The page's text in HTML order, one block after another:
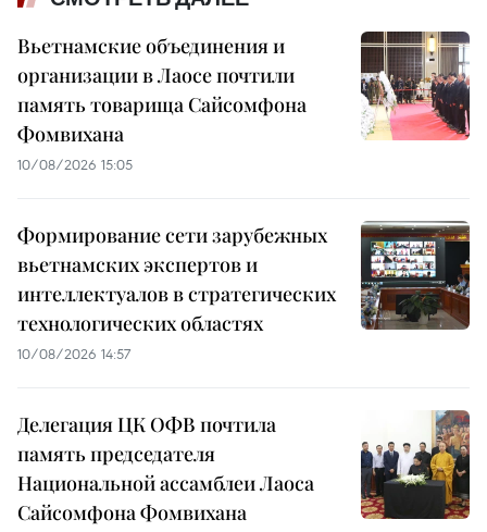
Вьетнамские объединения и
организации в Лаосе почтили
память товарища Сайсомфона
Фомвихана
10/08/2026 15:05
Формирование сети зарубежных
вьетнамских экспертов и
интеллектуалов в стратегических
технологических областях
10/08/2026 14:57
Делегация ЦК ОФВ почтила
память председателя
Национальной ассамблеи Лаоса
Сайсомфона Фомвихана